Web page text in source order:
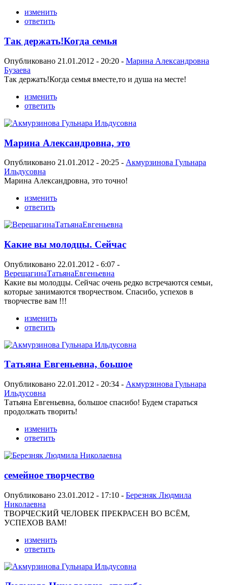
изменить
ответить
Так держать!Когда семья
Опубликовано 21.01.2012 - 20:20 - Марина Александровна
Бузаева
Так держать!Когда семья вместе,то и душа на месте!
изменить
ответить
Марина Александровна, это
Опубликовано 21.01.2012 - 20:25 - Акмурзинова Гульнара
Ильдусовна
Марина Александровна, это точно!
изменить
ответить
Какие вы молодцы. Сейчас
Опубликовано 22.01.2012 - 6:07 -
ВерещагинаТатьянаЕвгеньевна
Какие вы молодцы. Сейчас очень редко встречаются семьи,
которые занимаются творчеством. Спасибо, успехов в
творчестве вам !!!
изменить
ответить
Татьяна Евгеньевна, боьшое
Опубликовано 22.01.2012 - 20:34 - Акмурзинова Гульнара
Ильдусовна
Татьяна Евгеньевна, большое спасибо! Будем стараться
продолжать творить!
изменить
ответить
семейное творчество
Опубликовано 23.01.2012 - 17:10 - Березняк Людмила
Николаевна
ТВОРЧЕСКИЙ ЧЕЛОВЕК ПРЕКРАСЕН ВО ВСЁМ,
УСПЕХОВ ВАМ!
изменить
ответить